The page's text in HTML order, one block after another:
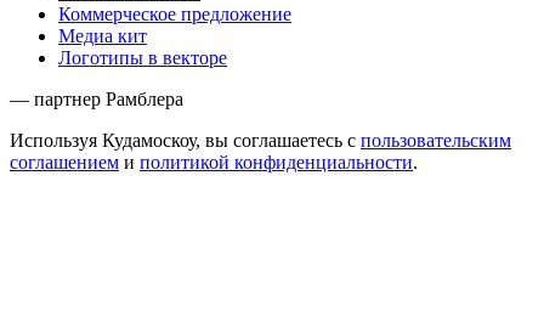
Коммерческое предложение
Медиа кит
Логотипы в векторе
— партнер Рамблера
Используя Кудамоскоу, вы соглашаетесь с пользовательским
соглашением и политикой конфиденциальности.